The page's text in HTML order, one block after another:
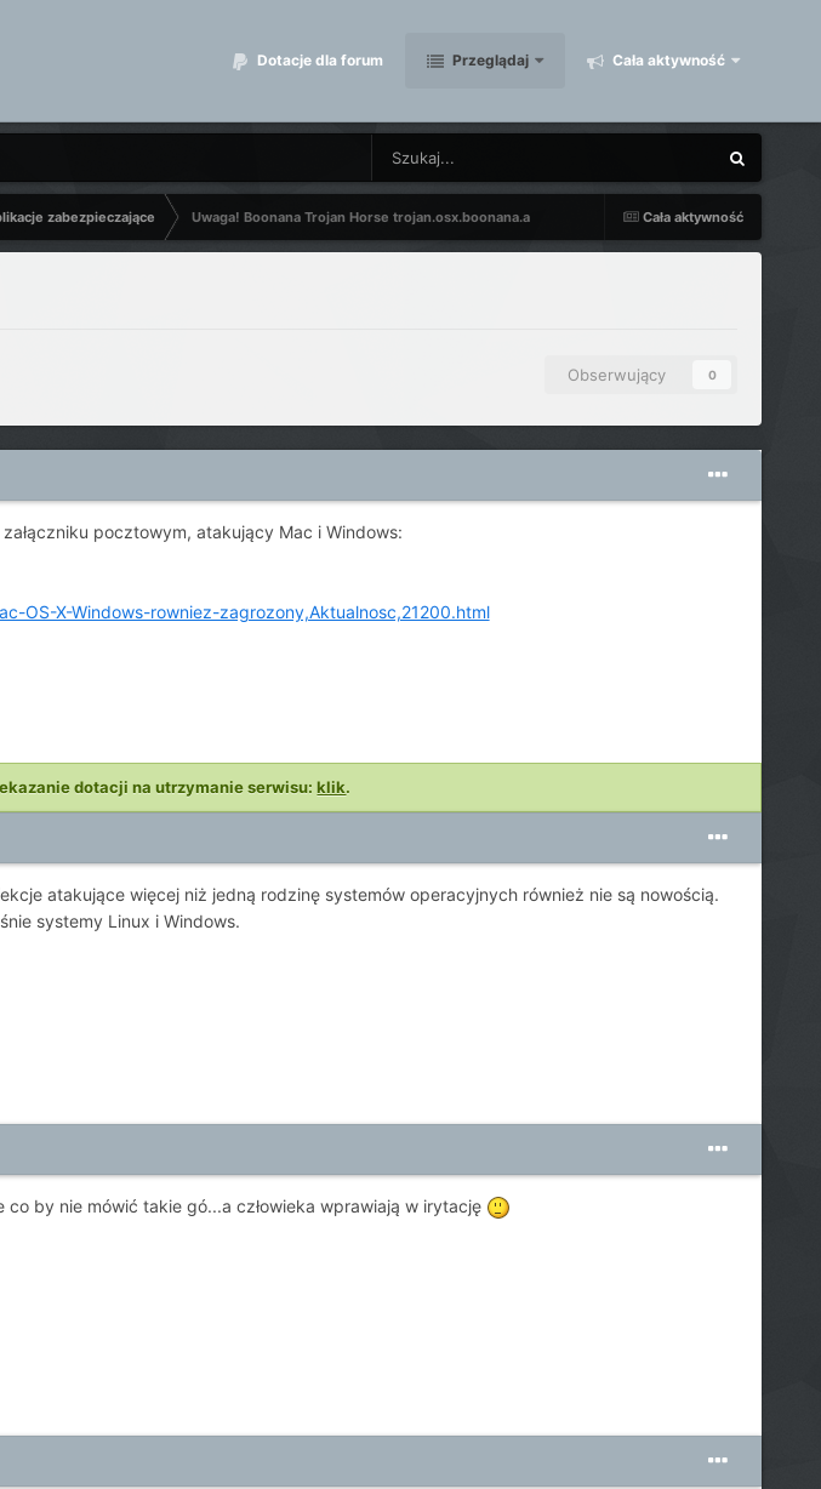
Dotacje dla forum Przeglądaj Cała aktywność
Cała aktywność
zabezpieczające Uwaga! Boonana Trojan Horse trojan.osx.boonana.a
Obserwujący 0
pocztowym, atakujący Mac i Windows:
OS-X-Windows-rowniez-zagrozony,Aktualnosc,21200.html
dotacji na utrzymanie serwisu:klik.
atakujące więcej niż jedną rodzinę systemów operacyjnych również nie są nowością.
systemy Linux i Windows.
by nie mówić takie gó...a człowieka wprawiają w irytację